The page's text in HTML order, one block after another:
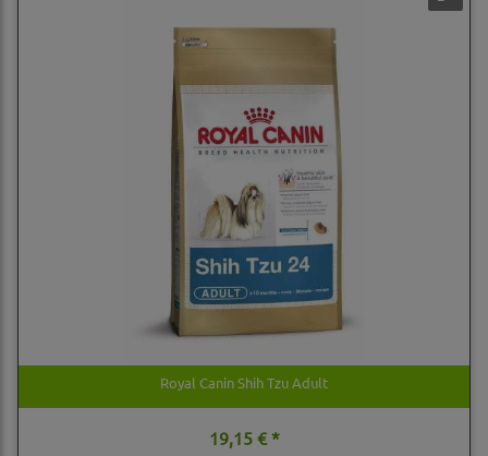
Royal Canin Shih Tzu Adult
19,15 € *